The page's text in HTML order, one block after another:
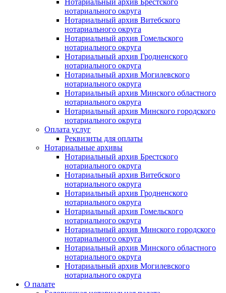
Нотариальный архив Брестского
нотариального округа
Нотариальный архив Витебского
нотариального округа
Нотариальный архив Гомельского
нотариального округа
Нотариальный архив Гродненского
нотариального округа
Нотариальный архив Могилевского
нотариального округа
Нотариальный архив Минского областного
нотариального округа
Нотариальный архив Минского городского
нотариального округа
Оплата услуг
Реквизиты для оплаты
Нотариальные архивы
Нотариальный архив Брестского
нотариального округа
Нотариальный архив Витебского
нотариального округа
Нотариальный архив Гродненского
нотариального округа
Нотариальный архив Гомельского
нотариального округа
Нотариальный архив Минского городского
нотариального округа
Нотариальный архив Минского областного
нотариального округа
Нотариальный архив Могилевского
нотариального округа
О палате